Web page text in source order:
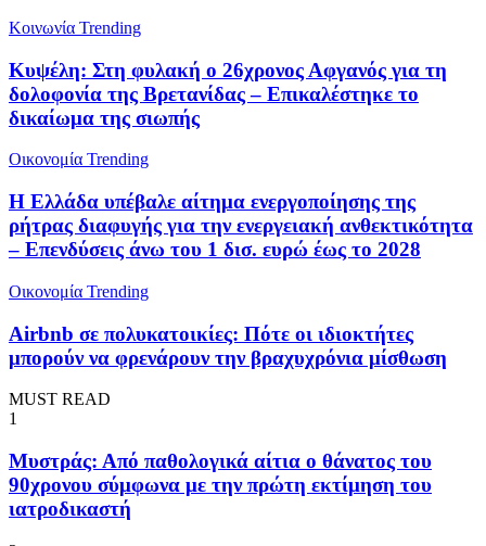
Κοινωνία Trending
Κυψέλη: Στη φυλακή ο 26χρονος Αφγανός για τη
δολοφονία της Βρετανίδας – Επικαλέστηκε το
δικαίωμα της σιωπής
Oικονομία Trending
Η Ελλάδα υπέβαλε αίτημα ενεργοποίησης της
ρήτρας διαφυγής για την ενεργειακή ανθεκτικότητα
– Επενδύσεις άνω του 1 δισ. ευρώ έως το 2028
Oικονομία Trending
Airbnb σε πολυκατοικίες: Πότε οι ιδιοκτήτες
μπορούν να φρενάρουν την βραχυχρόνια μίσθωση
MUST READ
1
Μυστράς: Από παθολογικά αίτια ο θάνατος του
90χρονου σύμφωνα με την πρώτη εκτίμηση του
ιατροδικαστή